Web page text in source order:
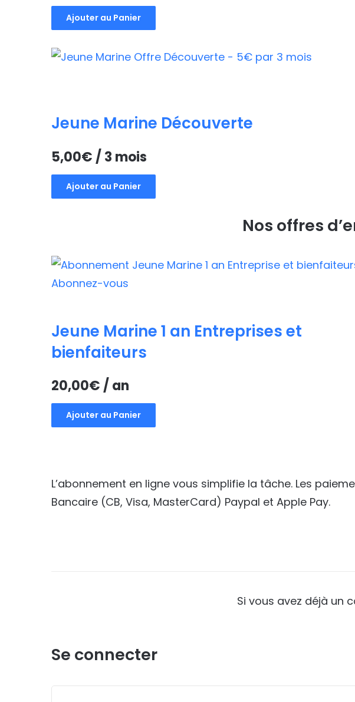
prix
initial
était :
prix
actuel
est :
Ajouter au Panier
Jeune Marine Découverte
5,00€ / 3 mois
Ajouter au Panier
Nos offres
Jeune Marine 1 an Entreprises et
bienfaiteurs
20,00€/ an
Ajouter au Panier
L’abonnement en ligne vous simplifie la tâche. Les
Bancaire (CB, Visa, MasterCard) Paypal et Apple Pay.
Si vous avez déjà un
Se connecter